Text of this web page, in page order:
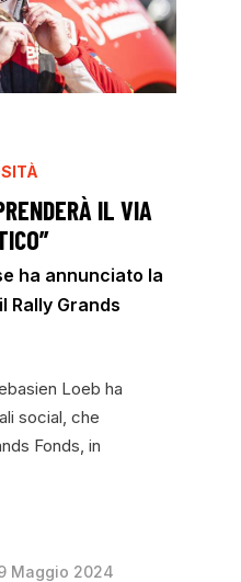
IL VIA
ha annunciato la
Rally Grands
Loeb ha
social, che
Fonds, in
Maggio 2024